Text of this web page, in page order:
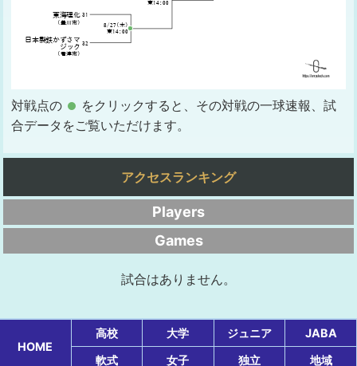
対戦点の
をクリックすると、その対戦の一球速報、試
合データをご覧いただけます。
アクセスランキング
Players
Games
試合はありません。
HOME
高校 大学 ジュニア
JABA
軟式
女子 独立 地域